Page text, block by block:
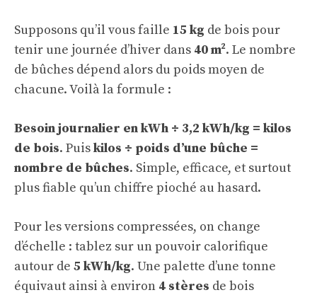
Supposons qu’il vous faille 15 kg de bois pour
tenir une journée d’hiver dans 40 m². Le nombre
de bûches dépend alors du poids moyen de
chacune. Voilà la formule :
Besoin journalier en kWh ÷ 3,2 kWh/kg = kilos
de bois. Puiskilos ÷ poids d’une bûche =
nombre de bûches. Simple, efficace, et surtout
plus fiable qu’un chiffre pioché au hasard.
Pour les versions compressées, on change
d’échelle : tablez sur un pouvoir calorifique
autour de 5 kWh/kg. Une palette d’une tonne
équivaut ainsi à environ 4 stères de bois